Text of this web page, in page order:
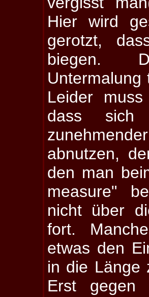
Hier wird
gerotzt,
biegen.
Untermalung
Leider
dass
abnutzen,
den man
measure"
nicht über
fort.
etwas den
in die Länge
Erst gegen